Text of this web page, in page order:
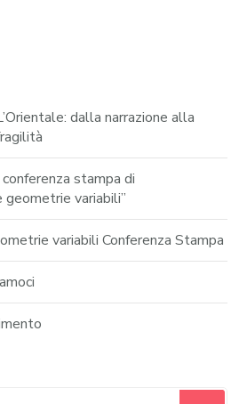
dalla narrazione alla
stampa di
geometrie variabili”
variabili Conferenza Stampa